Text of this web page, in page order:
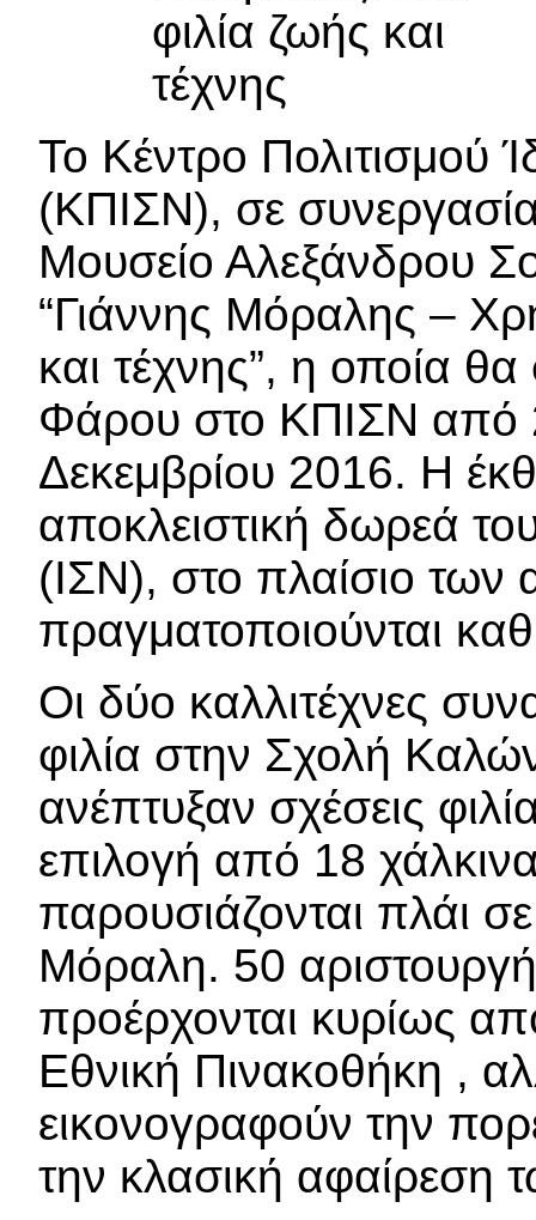
Το Κέντρο Πολιτισμού
(ΚΠΙΣΝ), σε
Μουσείο Αλεξάνδρου
“Γιάννης Μόραλης –
και τέχνης”, η οποία θα
Φάρου στο ΚΠΙΣΝ από
Δεκεμβρίου 2016. Η
αποκλειστική δωρεά
(ΙΣΝ), στο πλαίσιο
πραγματοποιούνται
Οι δύο καλλιτέχνες
φιλία στην Σχολή
ανέπτυξαν σχέσεις
επιλογή από 18
παρουσιάζονται πλάι
Μόραλη. 50
προέρχονται κυρίως
Εθνική Πινακοθήκη ,
εικονογραφούν την
την κλασική αφαίρεση